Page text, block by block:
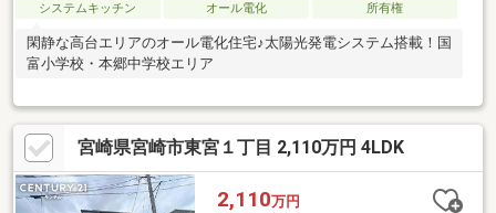
システムキッチン
オール電化 所有権
閑静な高台エリアのオール電化住宅♪太陽光発電システム搭載！国
富小学校・本郷中学校エリア
宮崎県宮崎市東宮１丁目 2,110万円 4LDK
2,110万円